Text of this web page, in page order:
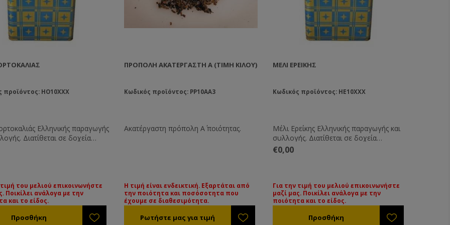
προϊόντος: HO10XXX
Ελληνικής παραγωγής
Διατίθεται σε δοχεία
μελιού των 25-27 Kg. Όλα τα
από τις βασικές
επιβάρυνση.
τιμή των διαφόρων ειδών
επικοινωνήστε
Οι τιμές ποικίλουν ανάλογα με
του μελιού επικοινωνήστε
Ποικίλει ανάλογα με την
και το είδος.
ΠΡΌΠΟΛΗ ΑΚΑΤΈΡΓΑΣΤΗ Α (ΤΙΜΉ ΚΙΛΟΎ)
Κωδικός προϊόντος: PP10AA3
Ακατέργαστη πρόπολη Α΄ ποιότητας.
Η τιμή είναι ενδεικτική. Εξαρτάται από
την ποιότητα και ποσόσοτητα που
έχουμε σε διαθεσιμότητα.
ΜΈΛΙ ΕΡΕΊΚΗΣ
Κωδικός προϊόντος: HE10XXX
Μέλι Ερείκης Ελληνικής παραγωγής και
συλλογής. Διατίθεται σε δοχεία
μεταφοράς μελιού των 25-27 Kg. Όλα τα
μέλια συνοδεύονται από τις βασικές
ανάλογη επιβάρυνση.
Για την τιμή των διαφόρων ειδών
μελιού παρακαλούμε επικοινωνήστε
μαζί μας. Οι τιμές ποικίλουν ανάλογα με
€0,00
Για την τιμή του μελιού επικοινωνήστε
μαζί μας. Ποικίλει ανάλογα με την
ποιότητα και το είδος.